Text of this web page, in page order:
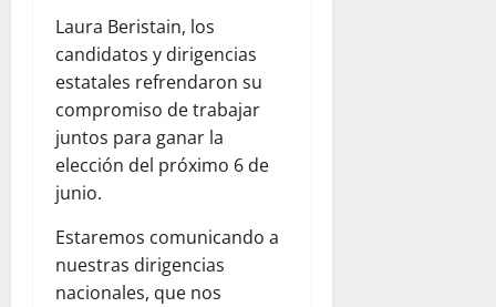
Laura Beristain, los
candidatos y dirigencias
estatales refrendaron su
compromiso de trabajar
juntos para ganar la
elección del próximo 6 de
junio.
Estaremos comunicando a
nuestras dirigencias
nacionales, que nos